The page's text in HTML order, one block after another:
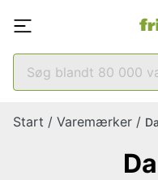
Start / Varemærker /